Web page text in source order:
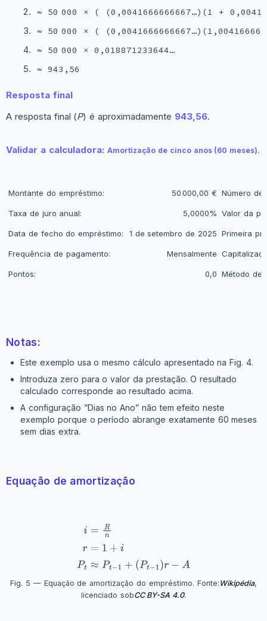
≈ 50 000 × ( (0,0041666666667…)(1 +
≈ 50 000 × (
≈ 50 000 × 0,018871233644…
≈ 943,56
Resposta final
A resposta final (P) é aproximadamente 943,56.
Validar a calculadora:Amortização de cinco anos (60 meses).
Montante do empréstimo: 50 000,00 € Número de
Taxa de juro anual: 5,0000% Valor da
Data de fecho do empréstimo: 1 de setembro de 2025 Primeira
Frequência de pagamento: Mensalmente
Pontos: 0,0 Método de
Notas:
Este exemplo usa o mesmo cálculo apresentado na Fig. 4.
Introduza zero para o valor da prestação. O resultado
calculado corresponde ao resultado acima.
A configuração “Dias no Ano” não tem efeito neste
exemplo porque o período abrange exatamente 60 meses
sem dias extra.
Equação de amortização
Fig. 5 — Equação de amortização do empréstimo. Fonte: Wikipédia,
licenciado sobCC BY-SA 4.0.